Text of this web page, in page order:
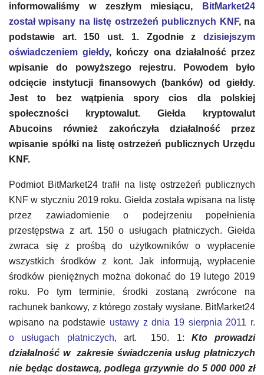
informowaliśmy w zeszłym miesiącu,
BitMarket24
został wpisany na listę ostrzeżeń publicznych KNF, na
podstawie art. 150 ust. 1. Zgodnie z dzisiejszym
oświadczeniem giełdy, kończy ona działalność przez
wpisanie do powyższego rejestru. Powodem było
odcięcie instytucji finansowych (banków) od giełdy.
Jest to bez wątpienia spory cios dla polskiej
społeczności kryptowalut. Giełda kryptowalut
Abucoins również zakończyła działalność przez
wpisanie spółki na listę ostrzeżeń publicznych Urzędu
KNF.
Podmiot BitMarket24 trafił na listę ostrzeżeń publicznych
KNF w styczniu 2019 roku. Giełda została wpisana na listę
przez zawiadomienie o podejrzeniu popełnienia
przestępstwa z art. 150 o usługach płatniczych. Giełda
zwraca się z prośbą do użytkowników o wypłacenie
wszystkich środków z kont. Jak informują, wypłacenie
środków pieniężnych można dokonać do 19 lutego 2019
roku. Po tym terminie, środki zostaną zwrócone na
rachunek bankowy, z którego zostały wysłane. BitMarket24
wpisano na podstawie ustawy z dnia 19 sierpnia 2011 r.
o usługach płatniczych, art. 150. 1:
Kto prowadzi
działalność w zakresie świadczenia usług płatniczych
nie będąc dostawcą, podlega grzywnie do 5 000 000 zł